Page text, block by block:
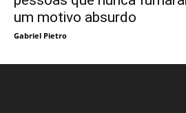
um motivo absurdo
Gabriel Pietro